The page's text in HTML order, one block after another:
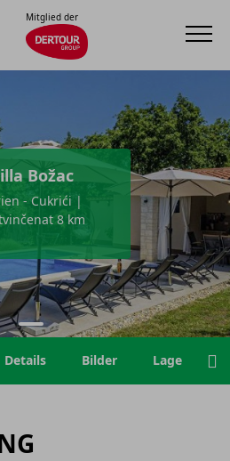
Mitglied der
Božac
- Cukrići |
8 km
Details Bilder Lage